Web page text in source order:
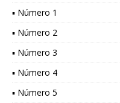
▪ Número 1
▪ Número 2
▪ Número 3
▪ Número 4
▪ Número 5